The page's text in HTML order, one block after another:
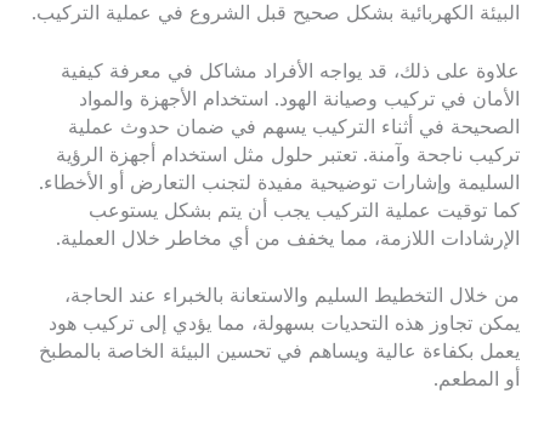
البيئة الكهربائية بشكل صحيح قبل الشروع في عملية التركيب.
علاوة على ذلك، قد يواجه الأفراد مشاكل في معرفة كيفية
الأمان في تركيب وصيانة الهود. استخدام الأجهزة والمواد
الصحيحة في أثناء التركيب يسهم في ضمان حدوث عملية
تركيب ناجحة وآمنة. تعتبر حلول مثل استخدام أجهزة الرؤية
السليمة وإشارات توضيحية مفيدة لتجنب التعارض أو الأخطاء.
كما توقيت عملية التركيب يجب أن يتم بشكل يستوعب
الإرشادات اللازمة، مما يخفف من أي مخاطر خلال العملية.
من خلال التخطيط السليم والاستعانة بالخبراء عند الحاجة،
يمكن تجاوز هذه التحديات بسهولة، مما يؤدي إلى تركيب هود
يعمل بكفاءة عالية ويساهم في تحسين البيئة الخاصة بالمطبخ
أو المطعم.